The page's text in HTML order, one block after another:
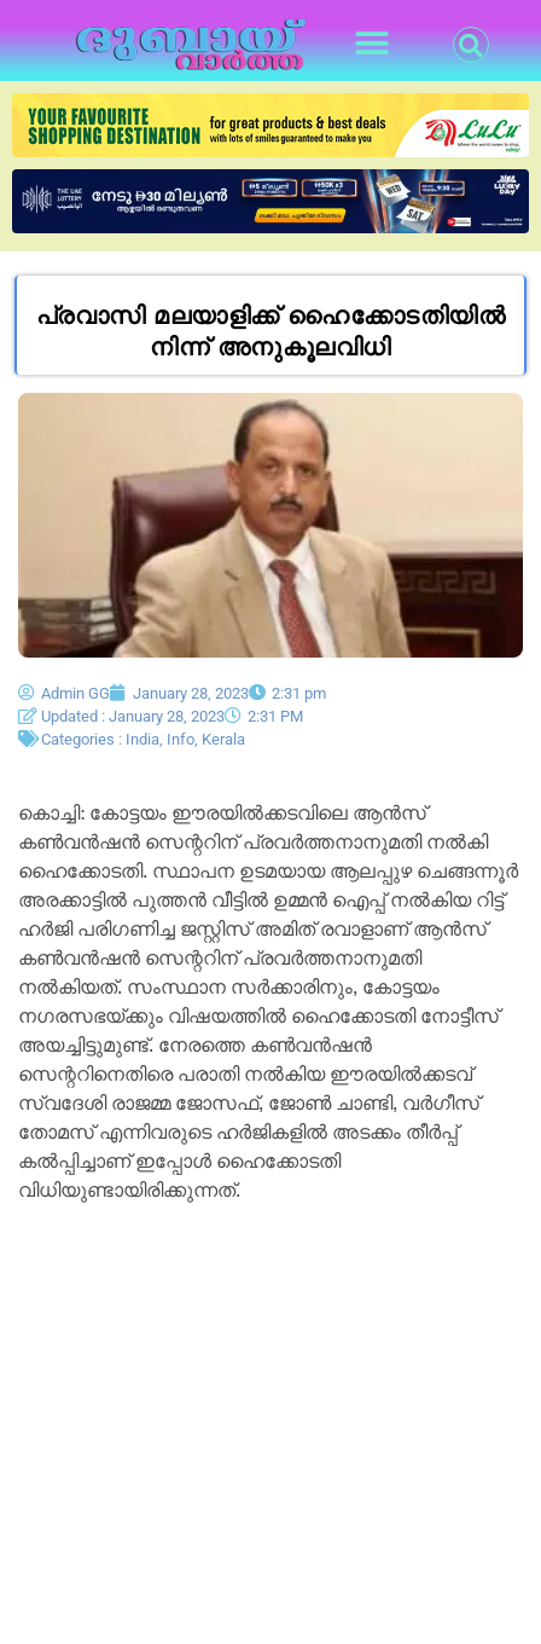
പ്രവാസി മലയാളിക്ക് ഹൈക്കോടതിയിൽ
നിന്ന് അനുകൂലവിധി
Admin GG January 28, 2023
2:31 pm
Updated : January 28, 2023
2:31 PM
Categories : India Info Kerala
കൊച്ചി: കോട്ടയം ഈരയിൽക്കടവിലെ ആൻസ്
കൺവൻഷൻ സെന്ററിന് പ്രവർത്തനാനുമതി നൽകി
ഹൈക്കോടതി. സ്ഥാപന ഉടമയായ ആലപ്പുഴ ചെങ്ങന്നൂർ
അരക്കാട്ടിൽ പുത്തൻ വീട്ടിൽ ഉമ്മൻ ഐപ്പ് നൽകിയ റിട്ട്
ഹർജി പരിഗണിച്ച ജസ്റ്റിസ് അമിത് രവാളാണ് ആൻസ്
കൺവൻഷൻ സെന്ററിന് പ്രവർത്തനാനുമതി
നൽകിയത്. സംസ്ഥാന സർക്കാരിനും, കോട്ടയം
നഗരസഭയ്ക്കും വിഷയത്തിൽ ഹൈക്കോടതി നോട്ടീസ്
അയച്ചിട്ടുമുണ്ട്. നേരത്തെ കൺവൻഷൻ
സെന്ററിനെതിരെ പരാതി നൽകിയ ഈരയിൽക്കടവ്
സ്വദേശി രാജമ്മ ജോസഫ്, ജോൺ ചാണ്ടി, വർഗീസ്
തോമസ് എന്നിവരുടെ ഹർജികളിൽ അടക്കം തീർപ്പ്
കൽപ്പിച്ചാണ് ഇപ്പോൾ ഹൈക്കോടതി
വിധിയുണ്ടായിരിക്കുന്നത്.